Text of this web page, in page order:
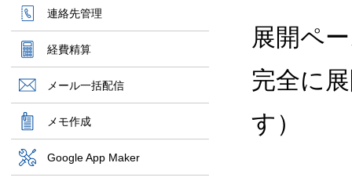
連絡先管理
経費精算
メール一括配信
メモ作成
Google App Maker
展開ペ
完全に
す）